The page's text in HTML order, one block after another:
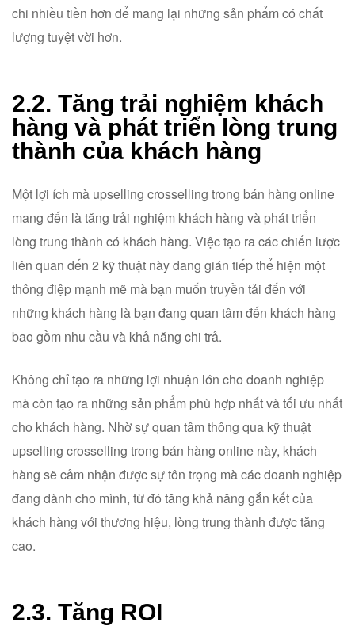
chi nhiều tiền hơn để mang lại những sản phẩm có chất
lượng tuyệt vời hơn.
2.2. Tăng trải nghiệm khách
hàng và phát triển lòng trung
thành của khách hàng
Một lợi ích mà upselling crosselling trong bán hàng online
mang đến là tăng trải nghiệm khách hàng và phát triển
lòng trung thành có khách hàng. Việc tạo ra các chiến lược
liên quan đến 2 kỹ thuật này đang gián tiếp thể hiện một
thông điệp mạnh mẽ mà bạn muốn truyền tải đến với
những khách hàng là bạn đang quan tâm đến khách hàng
bao gồm nhu cầu và khả năng chi trả.
Không chỉ tạo ra những lợi nhuận lớn cho doanh nghiệp
mà còn tạo ra những sản phẩm phù hợp nhất và tối ưu nhất
cho khách hàng. Nhờ sự quan tâm thông qua kỹ thuật
upselling crosselling trong bán hàng online này, khách
hàng sẽ cảm nhận được sự tôn trọng mà các doanh nghiệp
đang dành cho mình, từ đó tăng khả năng gắn kết của
khách hàng với thương hiệu, lòng trung thành được tăng
cao.
2.3. Tăng ROI